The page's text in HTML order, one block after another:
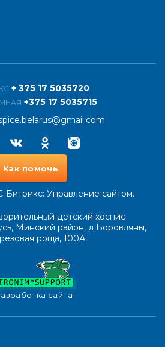
+ 375 17 5035720
+375 17 5035715
VkontakteOdnoklassnikiInstagram
Как помочь
Битрикс: Управление сайтом.
детский хоспис
Минский район, д.Боровляны,
роща, 100А
сайта